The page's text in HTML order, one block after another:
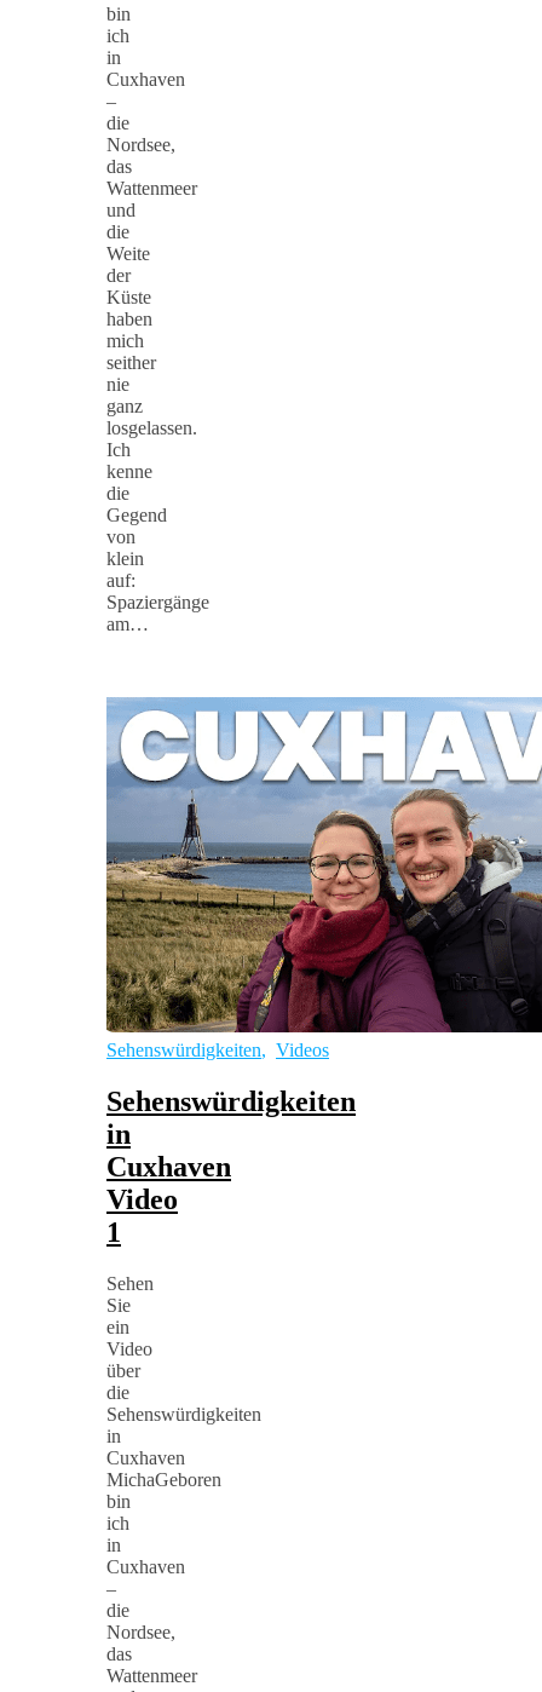
bin
ich
in
Cuxhaven
–
die
Nordsee,
das
Wattenmeer
und
die
Weite
der
Küste
haben
mich
seither
nie
ganz
losgelassen.
Ich
kenne
die
Gegend
von
klein
auf:
Spaziergänge
am…
Sehenswürdigkeiten, Videos
Sehenswürdigkeiten
in
Cuxhaven
Video
1
Sehen
Sie
ein
Video
über
die
Sehenswürdigkeiten
in
Cuxhaven
MichaGeboren
bin
ich
in
Cuxhaven
–
die
Nordsee,
das
Wattenmeer